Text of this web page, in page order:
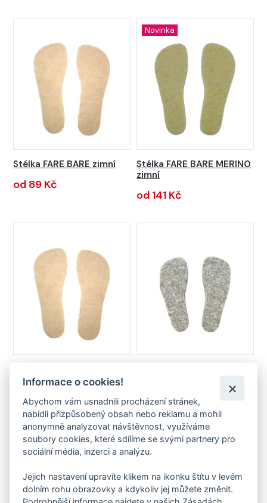
Stélka FARE BARE zimní
od 89 Kč
Novinka
Stélka FARE BARE MERINO
zimní
od 141 Kč
od 99 Kč
od 128 Kč
Informace o cookies!
Abychom vám usnadnili procházení stránek,
nabídli přizpůsobený obsah nebo reklamu a mohli
anonymně analyzovat návštěvnost, využíváme
soubory cookies, které sdílíme se svými partnery pro
sociální média, inzerci a analýzu.
Jejich nastavení upravíte klikem na ikonku štítu v levém
dolním rohu obrazovky a kdykoliv jej můžete změnit.